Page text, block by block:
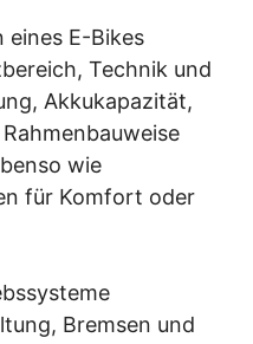
eines E-Bikes
Technik und
Akkukapazität,
wie
für Komfort oder
Bremsen und